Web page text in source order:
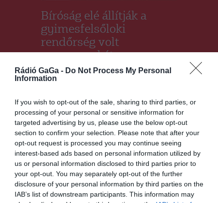
Rádió GaGa - Do Not Process My Personal
Information
If you wish to opt-out of the sale, sharing to third parties, or
processing of your personal or sensitive information for
targeted advertising by us, please use the below opt-out
section to confirm your selection. Please note that after your
opt-out request is processed you may continue seeing
interest-based ads based on personal information utilized by
us or personal information disclosed to third parties prior to
your opt-out. You may separately opt-out of the further
disclosure of your personal information by third parties on the
IAB’s list of downstream participants. This information may
Bíróság elé állítják a
gyimesfelsőloki
rendőrség volt
parancsnokát
CSÍKSZÉK ,HÍRLISTA 2025.02.19.